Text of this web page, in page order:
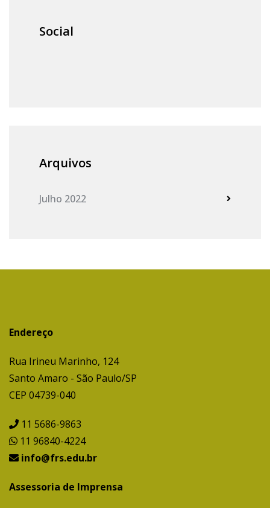
Social
Arquivos
Julho 2022
Endereço
Rua Irineu Marinho, 124
Santo Amaro - São Paulo/SP
CEP 04739-040
11 5686-9863
11 96840-4224
info@frs.edu.br
Assessoria de Imprensa